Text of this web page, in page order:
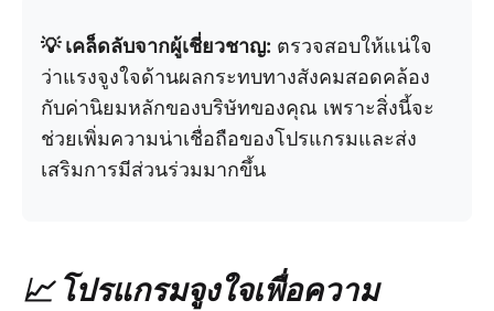
💡 เคล็ดลับจากผู้เชี่ยวชาญ: ตรวจสอบให้แน่ใจ
ว่าแรงจูงใจด้านผลกระทบทางสังคมสอดคล้อง
กับค่านิยมหลักของบริษัทของคุณ เพราะสิ่งนี้จะ
ช่วยเพิ่มความน่าเชื่อถือของโปรแกรมและส่ง
เสริมการมีส่วนร่วมมากขึ้น
📈 โปรแกรมจูงใจเพื่อความ